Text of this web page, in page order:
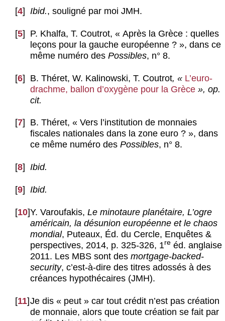
[4] Ibid., souligné par moi JMH.
[5] P. Khalfa, T. Coutrot, « Après la Grèce : quelles
leçons pour la gauche européenne ? », dans ce
même numéro des Possibles, n° 8.
[6] B. Théret, W. Kalinowski, T. Coutrot, « L’euro-
drachme, ballon d’oxygène pour la Grèce », op.
cit.
[7]
B. Théret, « Vers l’institution de monnaies
fiscales nationales dans la zone euro ? », dans
ce même numéro des Possibles, n° 8.
[8] Ibid.
[9] Ibid.
[10]Y. Varoufakis, Le minotaure planétaire, L’ogre
américain, la désunion européenne et le chaos
mondial, Puteaux, Éd. du Cercle, Enquêtes &
perspectives, 2014, p. 325-326, 1re éd. anglaise
2011. Les MBS sont des mortgage-backed-
security, c’est-à-dire des titres adossés à des
créances hypothécaires (JMH).
[11]Je dis « peut » car tout crédit n’est pas création
de monnaie, alors que toute création se fait par